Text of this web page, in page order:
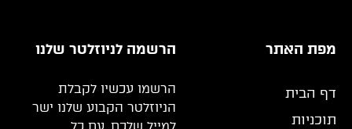
מפת האתר
דף הבית
תוכניות
הרשמה לניוזלטר שלנו
הרשמו עכשיו לקבלת
הניוזלטר הקבוע שלנו ישר